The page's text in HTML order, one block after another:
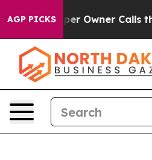
AGP PICKSOwner Calls the